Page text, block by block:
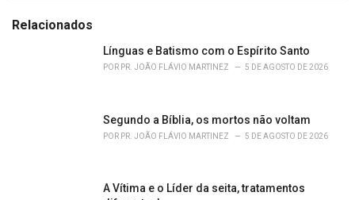
e
Relacionados
Línguas e Batismo com o Espírito Santo
POR PR. JOÃO FLÁVIO MARTINEZ 5 DE AGOSTO DE 2026
Segundo a Bíblia, os mortos não voltam
POR PR. JOÃO FLÁVIO MARTINEZ 5 DE AGOSTO DE 2026
A Vítima e o Líder da seita, tratamentos